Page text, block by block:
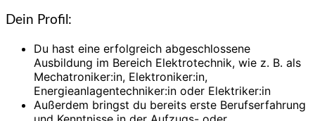
Dein Profil:
Du hast eine erfolgreich abgeschlossene
Ausbildung im Bereich Elektrotechnik, wie z. B. als
Mechatroniker:in, Elektroniker:in,
Energieanlagentechniker:in oder Elektriker:in
Außerdem bringst du bereits erste Berufserfahrung